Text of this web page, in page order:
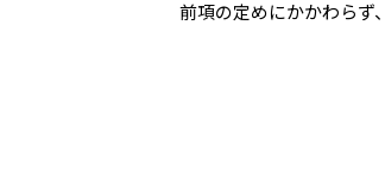
前項の定めにかかわらず